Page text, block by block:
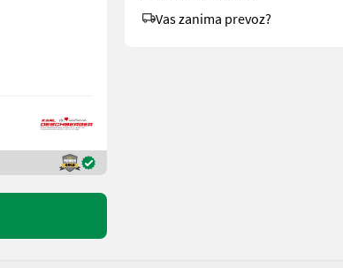
Vas zanima prevoz?
11.940 €